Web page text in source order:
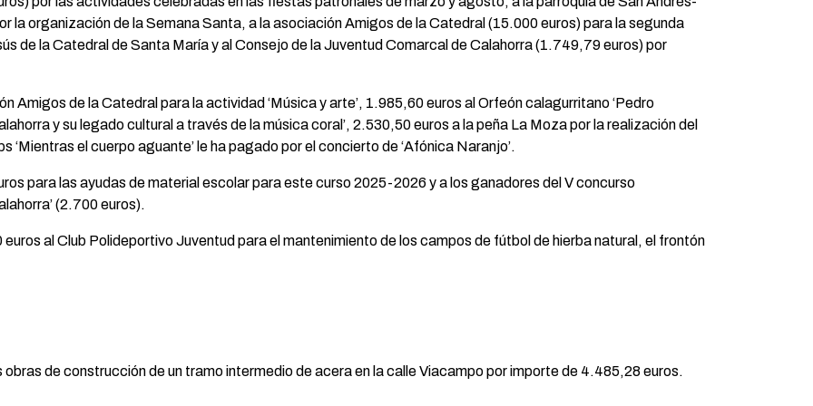
la organización de la Semana Santa, a la asociación Amigos de la Catedral (15.000 euros) para la segunda
de la Catedral de Santa María y al Consejo de la Juventud Comarcal de Calahorra (1.749,79 euros) por
Amigos de la Catedral para la actividad ‘Música y arte’, 1.985,60 euros al Orfeón calagurritano ‘Pedro
y su legado cultural a través de la música coral’, 2.530,50 euros a la peña La Moza por la realización del
‘Mientras el cuerpo aguante’ le ha pagado por el concierto de ‘Afónica Naranjo’.
para las ayudas de material escolar para este curso 2025-2026 y a los ganadores del V concurso
(2.700 euros).
al Club Polideportivo Juventud para el mantenimiento de los campos de fútbol de hierba natural, el frontón
de construcción de un tramo intermedio de acera en la calle Viacampo por importe de 4.485,28 euros.